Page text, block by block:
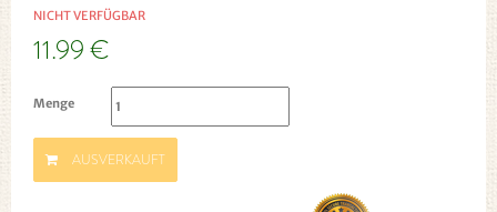
NICHT VERFÜGBAR
11.99 €
Menge
AUSVERKAUFT